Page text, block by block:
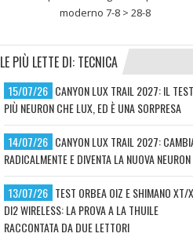
LE PIÙ LETTE DI: TECNICA
15/07/26 CANYON LUX TRAIL 2027: IL TEST.
PIÙ NEURON CHE LUX, ED È UNA SORPRESA
14/07/26 CANYON LUX TRAIL 2027:
RADICALMENTE E DIVENTA LA NUOVA NEURON
13/07/26 TEST ORBEA OIZ E SHIMANO XT/
DI2 WIRELESS: LA PROVA A LA THUILE
RACCONTATA DA DUE LETTORI